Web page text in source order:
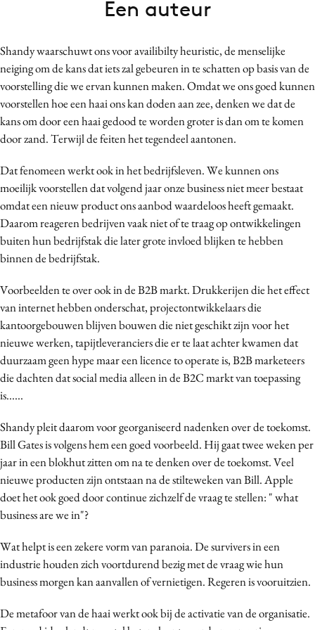
Carriere
Contentmarketing
Customer Experience
Data & Insights
Digital transformation
Diversiteit
Effectiviteit
Gedragsverandering
Influencer marketing
Interne communicatie
Martech
Media
Merkstrategie
PR
Programmatic
Reputatie & crisis
Shandy waarschuwt ons voor availibilty heuristic, de menselijke
neiging om de kans dat iets zal gebeuren in te schatten op basis van de
voorstelling die we ervan kunnen maken. Omdat we ons goed kunnen
voorstellen hoe een haai ons kan doden aan zee, denken we dat de
kans om door een haai gedood te worden groter is dan om te komen
door zand. Terwijl de feiten het tegendeel aantonen.
Dat fenomeen werkt ook in het bedrijfsleven. We kunnen ons
moeilijk voorstellen dat volgend jaar onze business niet meer bestaat
omdat een nieuw product ons aanbod waardeloos heeft gemaakt.
Daarom reageren bedrijven vaak niet of te traag op ontwikkelingen
buiten hun bedrijfstak die later grote invloed blijken te hebben
binnen de bedrijfstak.
Voorbeelden te over ook in de B2B markt. Drukkerijen die het effect
van internet hebben onderschat, projectontwikkelaars die
kantoorgebouwen blijven bouwen die niet geschikt zijn voor het
nieuwe werken, tapijtleveranciers die er te laat achter kwamen dat
duurzaam geen hype maar een licence to operate is, B2B marketeers
die dachten dat social media alleen in de B2C markt van toepassing
is......
Shandy pleit daarom voor georganiseerd nadenken over de toekomst.
Bill Gates is volgens hem een goed voorbeeld. Hij gaat twee weken per
jaar in een blokhut zitten om na te denken over de toekomst. Veel
nieuwe producten zijn ontstaan na de stilteweken van Bill. Apple
doet het ook goed door continue zichzelf de vraag te stellen: " what
business are we in"?
Wat helpt is een zekere vorm van paranoia. De survivers in een
industrie houden zich voortdurend bezig met de vraag wie hun
business morgen kan aanvallen of vernietigen. Regeren is vooruitzien.
De metafoor van de haai werkt ook bij de activatie van de organisatie.
Een auteur